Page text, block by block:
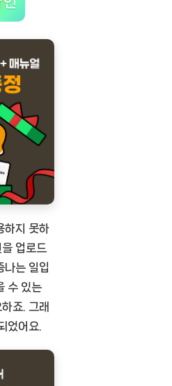
하지 못하
업로드
나는 일입
수 있는
죠. 그래
었어요.